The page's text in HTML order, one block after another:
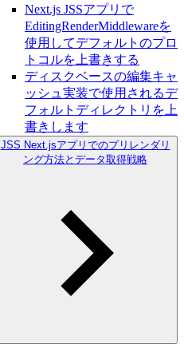
Next.js JSSアプリで
EditingRenderMiddlewareを
使用してデフォルトのプロ
トコルを上書きする
ディスクベースの編集キャ
ッシュ実装で使用されるデ
フォルトディレクトリを上
書きします
JSS Next.jsアプリでのプリレンダリ
ング方法とデータ取得戦略